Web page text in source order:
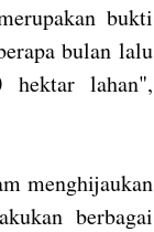
bukti
bulan lalu
hektar lahan",
menghijaukan
berbagai